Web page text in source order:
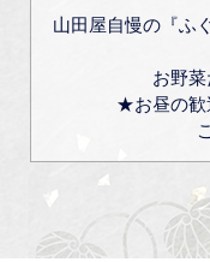
山田屋自慢の『ふ
お野
★お昼の歓